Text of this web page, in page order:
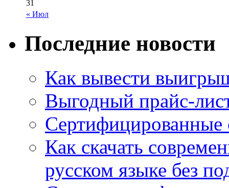
« Июл
31
Последние новости
Как вывести
Выгодный прайс-
Как скачать
русском языке без